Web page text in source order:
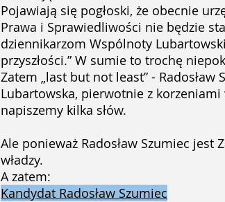
Pojawiają się pogłoski, że obecnie
Prawa i Sprawiedliwości nie będzie
dziennikarzom Wspólnoty
przyszłości.” W sumie to trochę
Zatem „last but not least” -
Lubartowska, pierwotnie z
napiszemy kilka słów.
Ale ponieważ Radosław Szumiec jest
władzy.
A zatem:
Kandydat Radosław Szumiec